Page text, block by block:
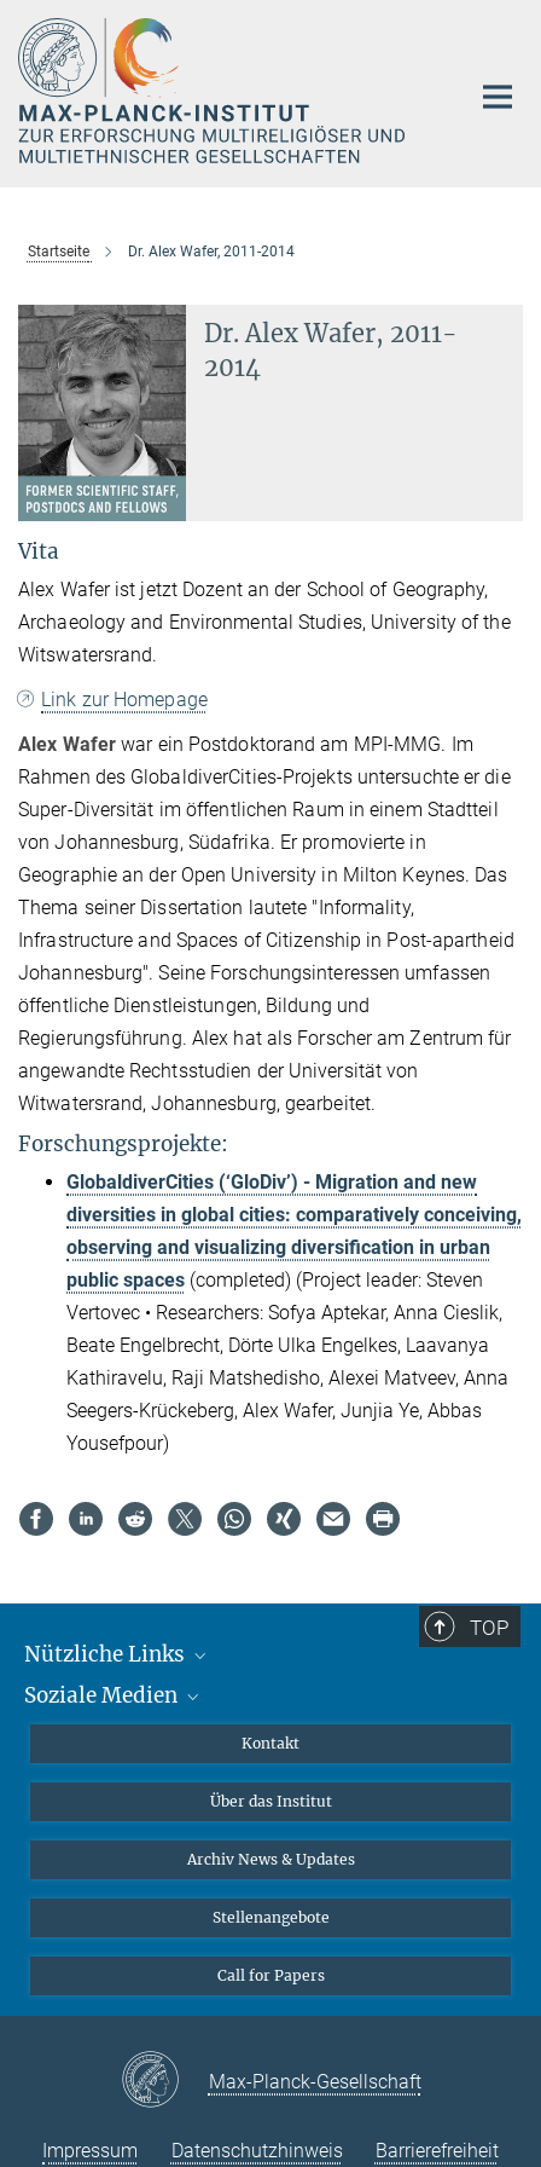
Hauptinhalt
Startseite Dr. Alex Wafer, 2011-2014
Dr. Alex Wafer, 2011-
2014
Vita
Alex Wafer ist jetzt Dozent an der School of Geography,
Archaeology and Environmental Studies, University of the
Witswatersrand.
Link zur Homepage
Alex Waferwar ein Postdoktorand am MPI-MMG. Im
Rahmen des GlobaldiverCities-Projekts untersuchte er die
Super-Diversität im öffentlichen Raum in einem Stadtteil
von Johannesburg, Südafrika. Er promovierte in
Geographie an der Open University in Milton Keynes. Das
Thema seiner Dissertation lautete "Informality,
Infrastructure and Spaces of Citizenship in Post-apartheid
Johannesburg". Seine Forschungsinteressen umfassen
öffentliche Dienstleistungen, Bildung und
Regierungsführung. Alex hat als Forscher am Zentrum für
angewandte Rechtsstudien der Universität von
Witwatersrand, Johannesburg, gearbeitet.
Forschungsprojekte:
GlobaldiverCities (‘GloDiv’) - Migration and new
diversities in global cities: comparatively conceiving,
observing and visualizing diversification in urban
public spaces (completed) (Project leader: Steven
Vertovec • Researchers: Sofya Aptekar, Anna Cieslik,
Beate Engelbrecht, Dörte Ulka Engelkes, Laavanya
Kathiravelu, Raji Matshedisho, Alexei Matveev, Anna
Seegers-Krückeberg, Alex Wafer, Junjia Ye, Abbas
Yousefpour)
TOP
Nützliche Links
MMG Alumni Corner
Online-Vorträge
Interviews zum Thema "Diversity"
Soziale Medien
Bluesky
Kontakt
Über das Institut
Archiv News & Updates
Stellenangebote
Call for Papers
Max-Planck-Gesellschaft
Impressum Datenschutzhinweis Barrierefreiheit